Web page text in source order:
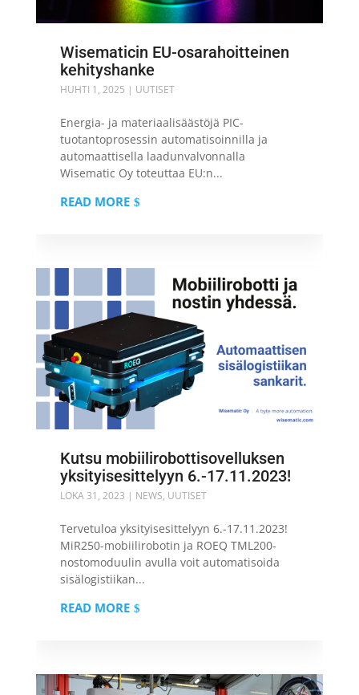
Wisematicin EU-osarahoitteinen
kehityshanke
HUHTI 1, 2025 | UUTISET
Energia- ja materiaalisäästöjä PIC-
tuotantoprosessin automatisoinnilla ja
automaattisella laadunvalvonnalla
Wisematic Oy toteuttaa EU:n...
READ MORE
Kutsu mobiilirobottisovelluksen
yksityisesittelyyn 6.-17.11.2023!
LOKA 31, 2023 | NEWS, UUTISET
Tervetuloa yksityisesittelyyn 6.-17.11.2023!
MiR250-mobiilirobotin ja ROEQ TML200-
nostomoduulin avulla voit automatisoida
sisälogistiikan...
READ MORE